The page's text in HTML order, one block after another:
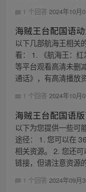
1 个回答 2024年10月
海贼王台配国语
以下几部航海王相关
看： 1. 《航海王：
等平台观看高清未删
通话》，有高清播放资
1 个回答 2024年10月
海贼王台配国语
以下为您提供一些可
途径： 1. 您可以在
相关资源。 2. 您还
链接，但请注意资源
1 个回答 2024年09月